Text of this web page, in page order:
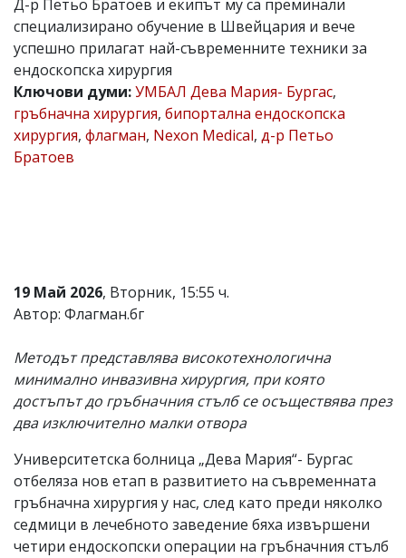
под
статиите
се
въвеждат
от
читателите
и
редакцията
не
за
вас
сигнализирайте
ни!
Д-р Петьо Братоев и екипът му са преминали
специализирано обучение в Швейцария и вече
успешно прилагат най-съвременните техники за
ендоскопска хирургия
Ключови думи:УМБАЛ Дева Мария- Бургас,
гръбначна хирургия, бипортална ендоскопска
хирургия, флагман, Nexon Medical, д-р Петьо
Братоев
19 Май 2026, Вторник, 15:55 ч.
Автор: Флагман.бг
Методът представлява високотехнологична
минимално инвазивна хирургия, при която
достъпът до гръбначния стълб се осъществява през
два изключително малки отвора
Университетска болница „Дева Мария“- Бургас
отбеляза нов етап в развитието на съвременната
гръбначна хирургия у нас, след като преди няколко
седмици в лечебното заведение бяха извършени
четири ендоскопски операции на гръбначния стълб